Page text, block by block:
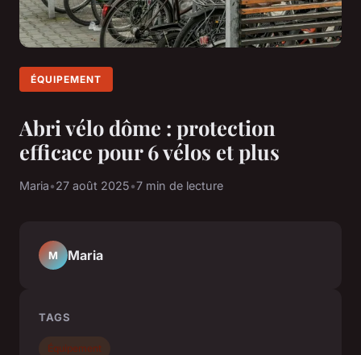
ÉQUIPEMENT
Abri vélo dôme : protection
efficace pour 6 vélos et plus
Maria•27 août 2025•7 min de lecture
M Maria
TAGS
Équipement